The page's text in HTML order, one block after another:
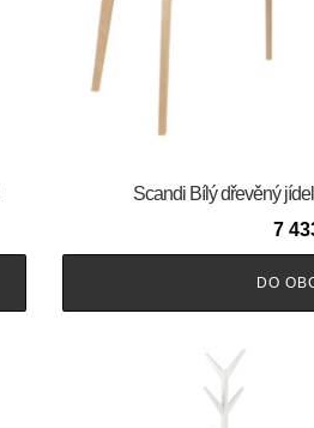
Scandi Bílý dřevěný
7
DO